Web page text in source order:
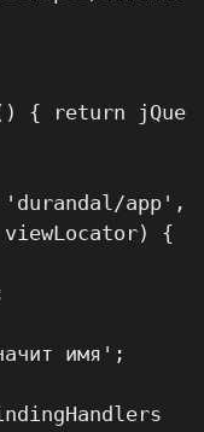
{ return
app',
{
имя';